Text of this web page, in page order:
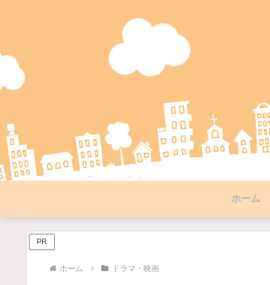
ホーム
PR
ホーム ドラマ・映画